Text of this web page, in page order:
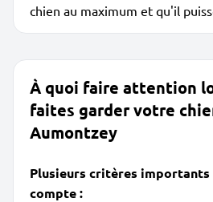
chien au maximum et qu'il
À quoi faire attention
faites garder votre
Aumontzey
Plusieurs critères importants
compte :